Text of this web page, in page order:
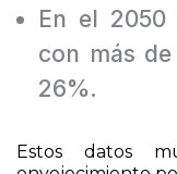
al 16%.
En el 2050
con más de